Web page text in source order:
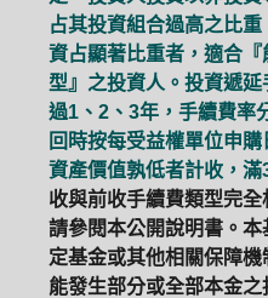
占其投資組合過高之比
資占顯著比重者，適合
型』之投資人。投資遞
過1、2、3年，手續費率
回時按每受益權單位申
資產價值孰低者計收，滿
收與前收手續費類型完全
請參閱本公開說明書。
定基金或其他相關保障
能發生部分或全部本金